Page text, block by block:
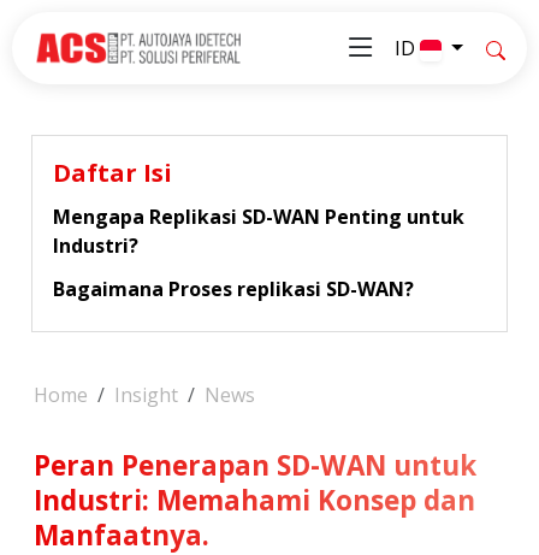
ID
Daftar Isi
Mengapa Replikasi SD-WAN Penting untuk
Industri?
Bagaimana Proses replikasi SD-WAN?
Home Insight News
Peran Penerapan SD-WAN untuk
Industri: Memahami Konsep dan
Manfaatnya.